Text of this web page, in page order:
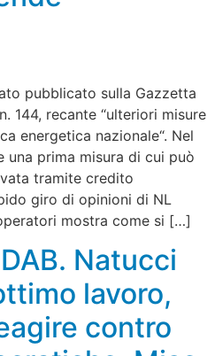
pubblicato sulla Gazzetta
144, recante “ulteriori misure
energetica nazionale“. Nel
una prima misura di cui può
tramite credito
giro di opinioni di NL
mostra come si […]
Natucci
lavoro,
contro